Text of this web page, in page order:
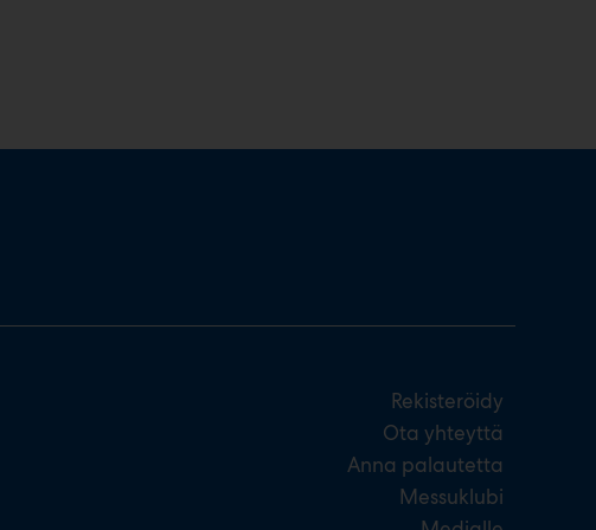
Rekisteröidy
Ota yhteyttä
Anna palautetta
Messuklubi